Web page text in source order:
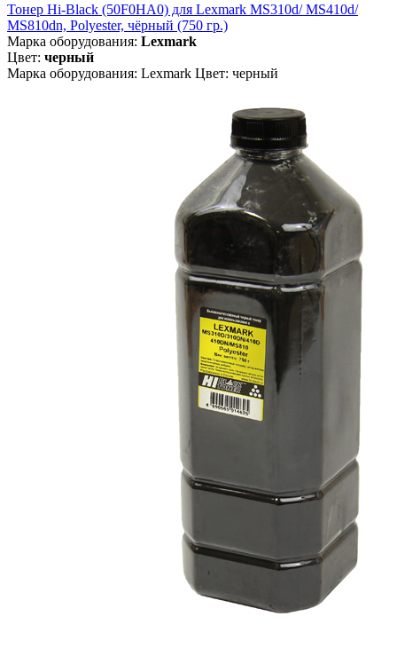
Тонер Hi-Black (50F0HA0) для Lexmark MS310d/ MS410d/
MS810dn, Polyester, чёрный (750 гр.)
Марка оборудования: Lexmark
Цвет: черный
Марка оборудования: Lexmark Цвет: черный